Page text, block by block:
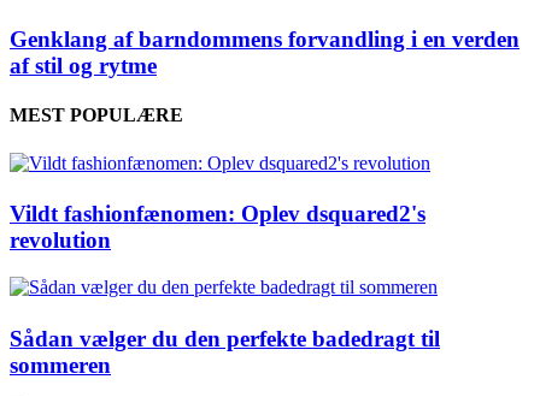
Genklang af barndommens forvandling i en verden
af stil og rytme
MEST POPULÆRE
Vildt fashionfænomen: Oplev dsquared2's
revolution
Sådan vælger du den perfekte badedragt til
sommeren